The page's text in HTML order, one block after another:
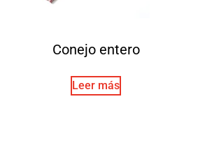
Conejo entero
Leer más